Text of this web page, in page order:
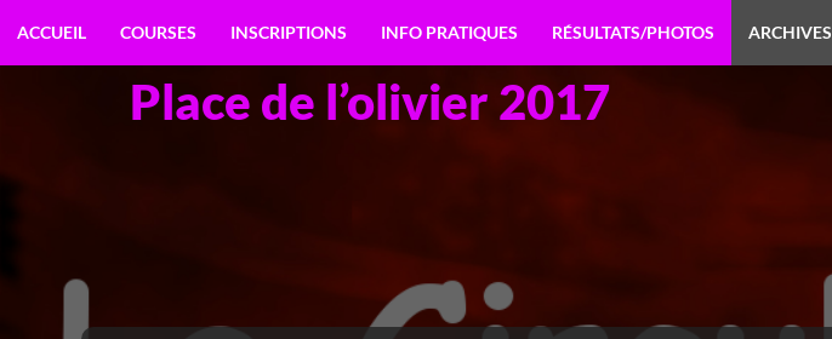
au
ACCUEIL COURSES INSCRIPTIONS INFO PRATIQUES RÉSULTATS/PHOTOS ARCHIVES
Place de l’olivier 2017